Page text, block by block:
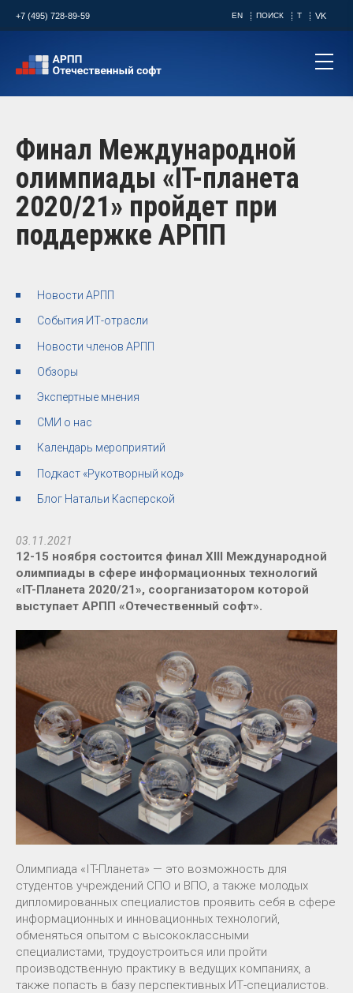
+7 (495) 728-89-59 EN ПОИСК T VK
Финал Международной
олимпиады «IT-планета
2020/21» пройдет при
поддержке АРПП
Новости АРПП
События ИТ-отрасли
Новости членов АРПП
Обзоры
Экспертные мнения
СМИ о нас
Календарь мероприятий
Подкаст «Рукотворный код»
Блог Натальи Касперской
03.11.2021
12-15 ноября состоится финал XIII Международной
олимпиады в сфере информационных технологий
«IT-Планета 2020/21», соорганизатором которой
выступает АРПП «Отечественный софт».
Олимпиада «IT-Планета» — это возможность для
студентов учреждений СПО и ВПО, а также молодых
дипломированных специалистов проявить себя в сфере
информационных и инновационных технологий,
обменяться опытом с высококлассными
специалистами, трудоустроиться или пройти
производственную практику в ведущих компаниях, а
также попасть в базу перспективных ИТ-специалистов.